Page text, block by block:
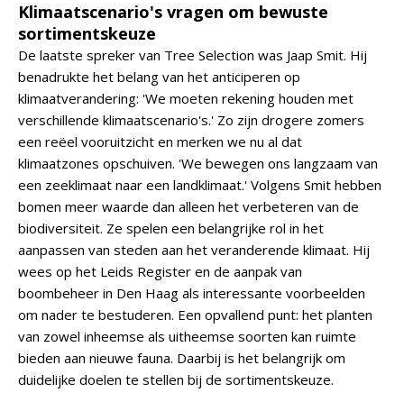
Klimaatscenario's vragen om bewuste
sortimentskeuze
De laatste spreker van Tree Selection was Jaap Smit. Hij
benadrukte het belang van het anticiperen op
klimaatverandering: 'We moeten rekening houden met
verschillende klimaatscenario's.' Zo zijn drogere zomers
een reëel vooruitzicht en merken we nu al dat
klimaatzones opschuiven. 'We bewegen ons langzaam van
een zeeklimaat naar een landklimaat.' Volgens Smit hebben
bomen meer waarde dan alleen het verbeteren van de
biodiversiteit. Ze spelen een belangrijke rol in het
aanpassen van steden aan het veranderende klimaat. Hij
wees op het Leids Register en de aanpak van
boombeheer in Den Haag als interessante voorbeelden
om nader te bestuderen. Een opvallend punt: het planten
van zowel inheemse als uitheemse soorten kan ruimte
bieden aan nieuwe fauna. Daarbij is het belangrijk om
duidelijke doelen te stellen bij de sortimentskeuze.